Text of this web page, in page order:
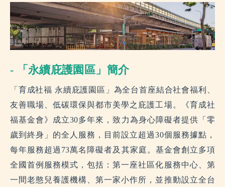
- 「永續庇護園區」簡介
「育成社福 永續庇護園區」為全台首座結合社會福利、
友善職場、低碳環保與都市美學之庇護工場。《育成社
福基金會》成立30多年來，致力為身心障礙者提供「零
歲到終身」的全人服務，目前設立超過30個服務據點，
每年服務超過73萬名障礙者及其家庭。基金會創立多項
全國首例服務模式，包括：第一座社區化服務中心、第
一間老憨兒養護機構、第一家小作所，並推動設立全台